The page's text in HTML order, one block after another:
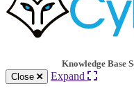
Knowledge Base
Close
Expand